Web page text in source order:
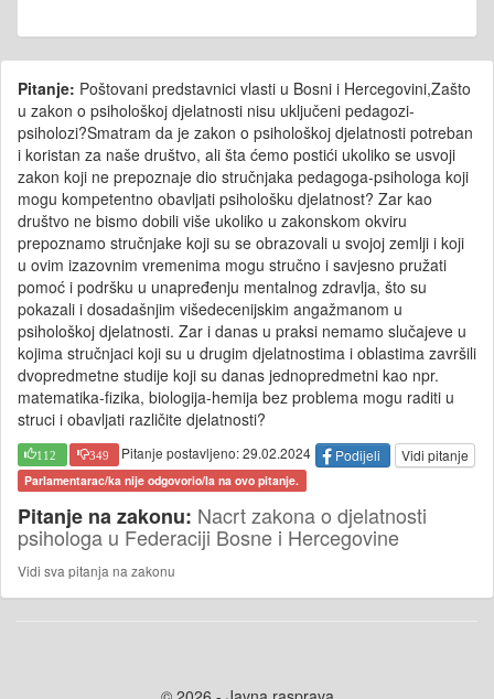
Pitanje: Poštovani predstavnici vlasti u Bosni i Hercegovini,Zašto
u zakon o psihološkoj djelatnosti nisu uključeni pedagozi-
psiholozi?Smatram da je zakon o psihološkoj djelatnosti potreban
i koristan za naše društvo, ali šta ćemo postići ukoliko se usvoji
zakon koji ne prepoznaje dio stručnjaka pedagoga-psihologa koji
mogu kompetentno obavljati psihološku djelatnost? Zar kao
društvo ne bismo dobili više ukoliko u zakonskom okviru
prepoznamo stručnjake koji su se obrazovali u svojoj zemlji i koji
u ovim izazovnim vremenima mogu stručno i savjesno pružati
pomoć i podršku u unapređenju mentalnog zdravlja, što su
pokazali i dosadašnjim višedecenijskim angažmanom u
psihološkoj djelatnosti. Zar i danas u praksi nemamo slučajeve u
kojima stručnjaci koji su u drugim djelatnostima i oblastima završili
dvopredmetne studije koji su danas jednopredmetni kao npr.
matematika-fizika, biologija-hemija bez problema mogu raditi u
struci i obavljati različite djelatnosti?
112 349 Pitanje postavljeno: 29.02.2024 Podijeli Vidi pitanje
Parlamentarac/ka nije odgovorio/la na ovo pitanje.
Pitanje na zakonu: Nacrt zakona o djelatnosti
psihologa u Federaciji Bosne i Hercegovine
Vidi sva pitanja na zakonu